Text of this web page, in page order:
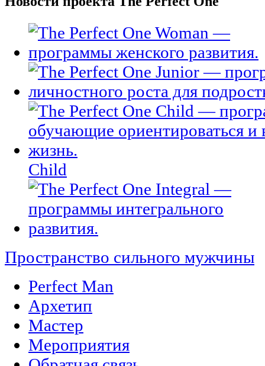
Child
Пространство сильного мужчины
Perfect Man
Архетип
Мастер
Мероприятия